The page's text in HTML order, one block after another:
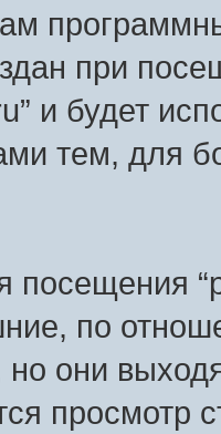
при
и будет
тем, для
посещения
по
они
просмотр